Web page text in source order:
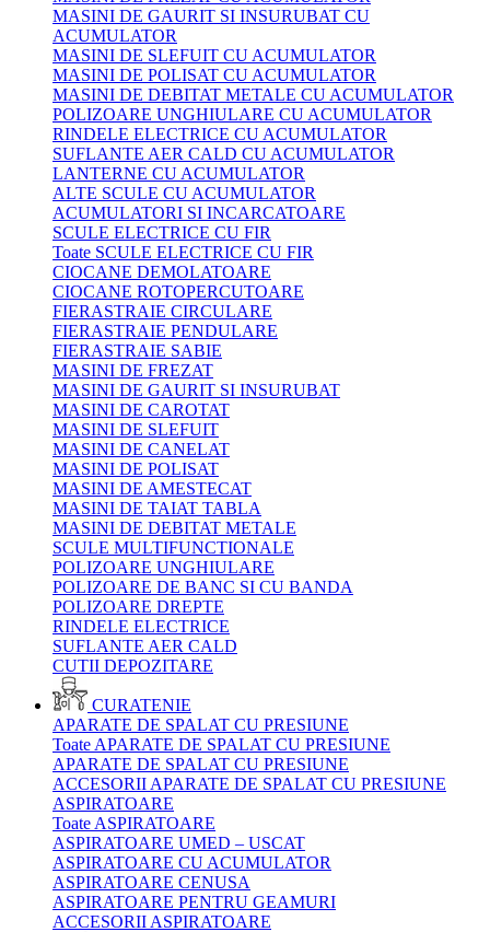
MASINI DE GAURIT SI INSURUBAT CU
ACUMULATOR
MASINI DE SLEFUIT CU ACUMULATOR
MASINI DE POLISAT CU ACUMULATOR
MASINI DE DEBITAT METALE CU ACUMULATOR
POLIZOARE UNGHIULARE CU ACUMULATOR
RINDELE ELECTRICE CU ACUMULATOR
SUFLANTE AER CALD CU ACUMULATOR
LANTERNE CU ACUMULATOR
ALTE SCULE CU ACUMULATOR
ACUMULATORI SI INCARCATOARE
SCULE ELECTRICE CU FIR
Toate SCULE ELECTRICE CU FIR
CIOCANE DEMOLATOARE
CIOCANE ROTOPERCUTOARE
FIERASTRAIE CIRCULARE
FIERASTRAIE PENDULARE
FIERASTRAIE SABIE
MASINI DE FREZAT
MASINI DE GAURIT SI INSURUBAT
MASINI DE CAROTAT
MASINI DE SLEFUIT
MASINI DE CANELAT
MASINI DE POLISAT
MASINI DE AMESTECAT
MASINI DE TAIAT TABLA
MASINI DE DEBITAT METALE
SCULE MULTIFUNCTIONALE
POLIZOARE UNGHIULARE
POLIZOARE DE BANC SI CU BANDA
POLIZOARE DREPTE
RINDELE ELECTRICE
SUFLANTE AER CALD
CUTII DEPOZITARE
CURATENIE
APARATE DE SPALAT CU PRESIUNE
Toate APARATE DE SPALAT CU PRESIUNE
APARATE DE SPALAT CU PRESIUNE
ACCESORII APARATE DE SPALAT CU PRESIUNE
ASPIRATOARE
Toate ASPIRATOARE
ASPIRATOARE UMED – USCAT
ASPIRATOARE CU ACUMULATOR
ASPIRATOARE CENUSA
ASPIRATOARE PENTRU GEAMURI
ACCESORII ASPIRATOARE